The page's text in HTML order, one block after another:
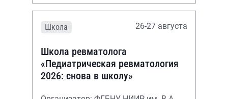
Школа 26-27 августа
Школа ревматолога
«Педиатрическая ревматология
2026: снова в школу»